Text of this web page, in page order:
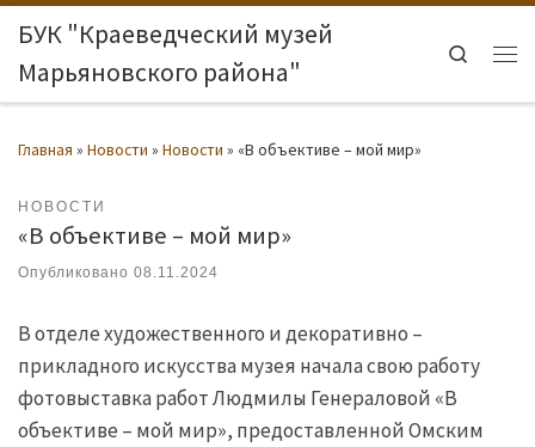
Перейти к содержимому
БУК "Краеведческий музей
Марьяновского района"
Search
Главная » Новости » Новости » «В объективе – мой мир»
НОВОСТИ
«В объективе – мой мир»
Опубликовано 08.11.2024
В отделе художественного и декоративно –
прикладного искусства музея начала свою работу
фотовыставка работ Людмилы Генераловой «В
объективе – мой мир», предоставленной Омским